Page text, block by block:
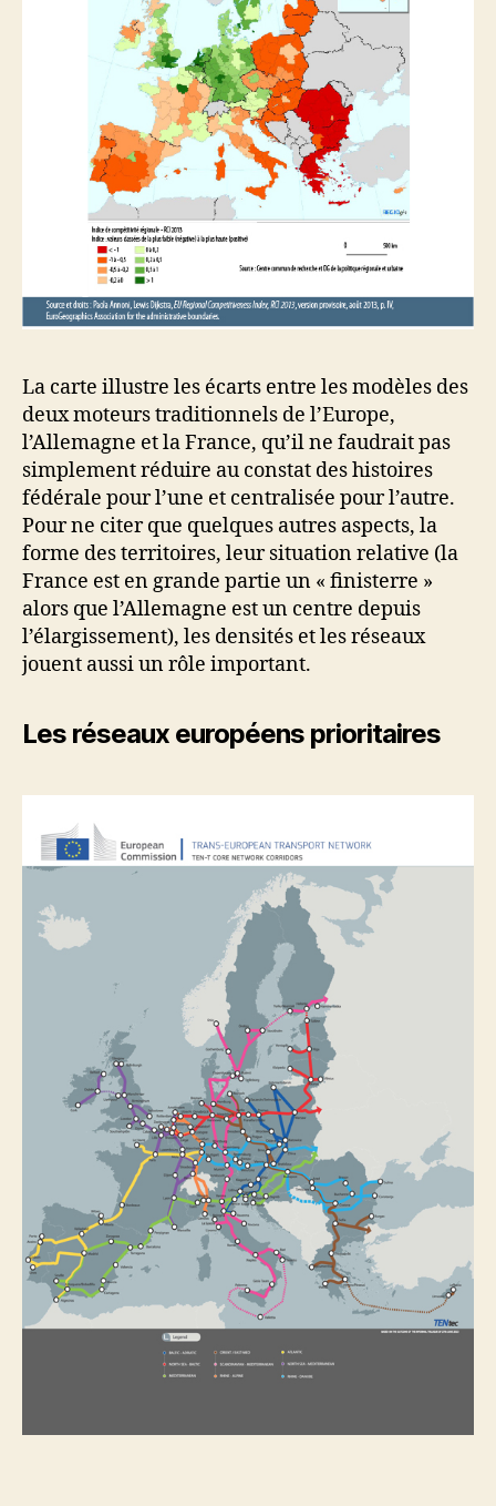
La carte illustre les écarts entre les modèles des
deux moteurs traditionnels de l’Europe,
l’Allemagne et la France, qu’il ne faudrait pas
simplement réduire au constat des histoires
fédérale pour l’une et centralisée pour l’autre.
Pour ne citer que quelques autres aspects, la
forme des territoires, leur situation relative (la
France est en grande partie un « finisterre »
alors que l’Allemagne est un centre depuis
l’élargissement), les densités et les réseaux
jouent aussi un rôle important.
Les réseaux européens prioritaires